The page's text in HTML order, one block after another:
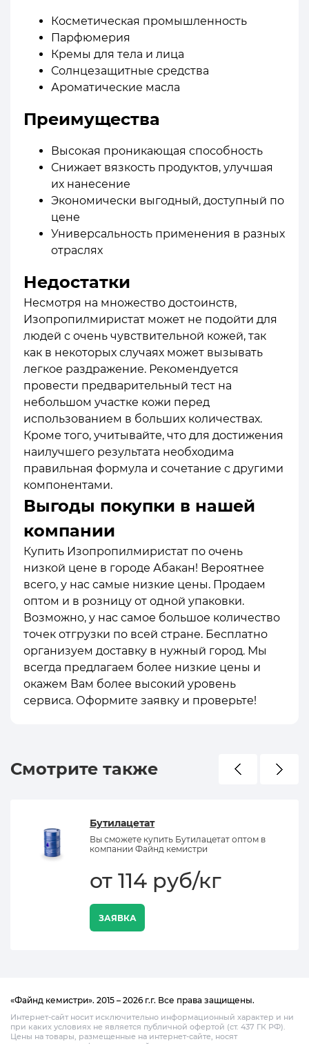
Косметическая промышленность
Парфюмерия
Кремы для тела и лица
Солнцезащитные средства
Ароматические масла
Преимущества
Высокая проникающая способность
Снижает вязкость продуктов, улучшая
их нанесение
Экономически выгодный, доступный по
цене
Универсальность применения в разных
отраслях
Недостатки
Несмотря на множество достоинств,
Изопропилмиристат может не подойти для
людей с очень чувствительной кожей, так
как в некоторых случаях может вызывать
легкое раздражение. Рекомендуется
провести предварительный тест на
небольшом участке кожи перед
использованием в больших количествах.
Кроме того, учитывайте, что для достижения
наилучшего результата необходима
правильная формула и сочетание с другими
компонентами.
Выгоды покупки в нашей
компании
Купить Изопропилмиристат по очень
низкой цене в городе Абакан! Вероятнее
всего, у нас самые низкие цены. Продаем
оптом и в розницу от одной упаковки.
Возможно, у нас самое большое количество
точек отгрузки по всей стране. Бесплатно
организуем доставку в нужный город. Мы
всегда предлагаем более низкие цены и
окажем Вам более высокий уровень
сервиса. Оформите заявку и проверьте!
Смотрите также
Бутилацетат
Вы сможете купить Бутилацетат оптом в
компании Файнд кемистри
от 114 руб/кг
ЗАЯВКА
«Файнд кемистри». 2015 – 2026 г.г. Все права защищены.
Интернет-сайт носит исключительно информационный характер и ни
при каких условиях не является публичной офертой (ст. 437 ГК РФ).
Цены на товары, размещенные на интернет-сайте, носят